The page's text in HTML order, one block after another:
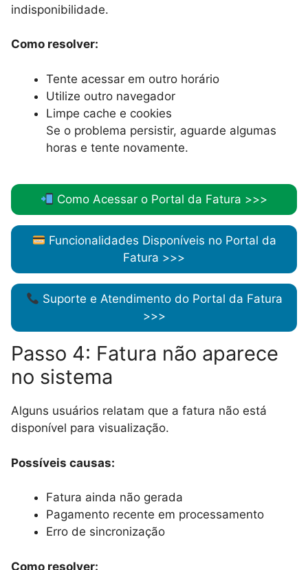
indisponibilidade.
Como resolver:
Tente acessar em outro horário
Utilize outro navegador
Limpe cache e cookies
Se o problema persistir, aguarde algumas
horas e tente novamente.
Como Acessar o Portal da Fatura >>>
Funcionalidades Disponíveis no Portal da
Fatura >>>
Suporte e Atendimento do Portal da Fatura
>>>
Passo 4: Fatura não aparece
no sistema
Alguns usuários relatam que a fatura não está
disponível para visualização.
Possíveis causas:
Fatura ainda não gerada
Pagamento recente em processamento
Erro de sincronização
Como resolver: